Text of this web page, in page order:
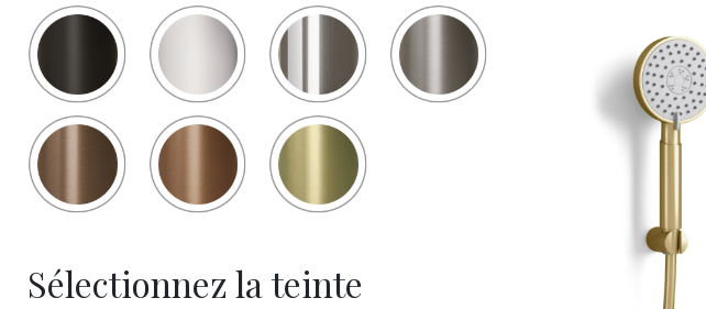
Sélectionnez la teinte